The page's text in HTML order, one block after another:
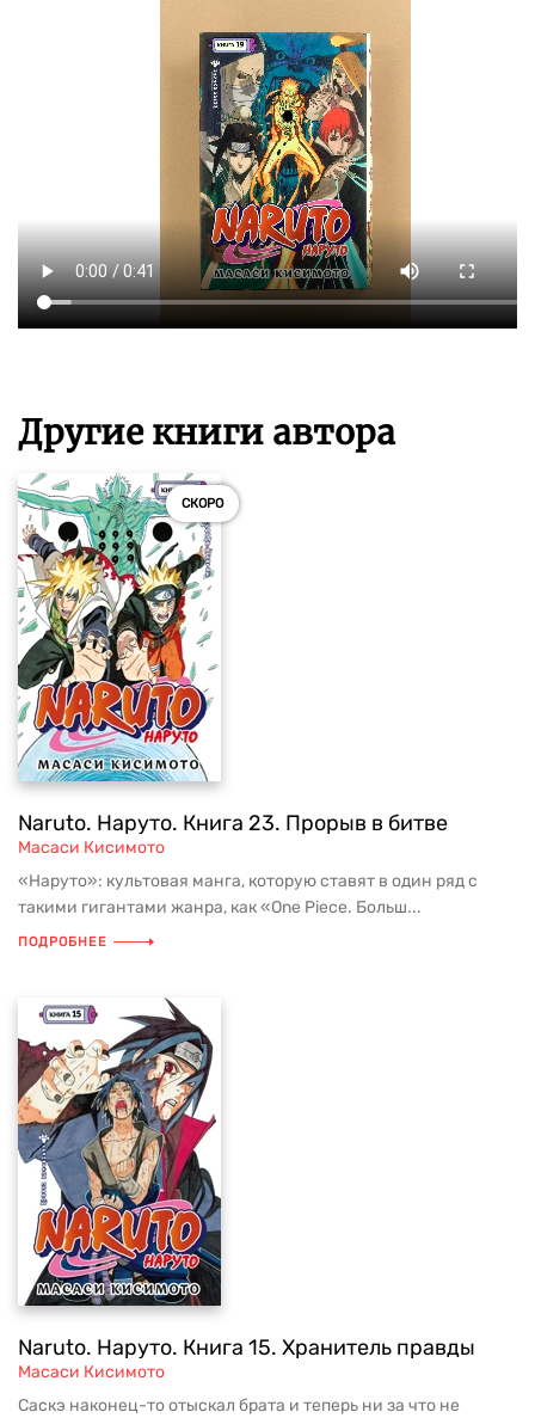
Другие книги автора
СКОРО
Naruto. Наруто. Книга 23. Прорыв в битве
Масаси Кисимото
«Наруто»: культовая манга, которую ставят в один ряд с
такими гигантами жанра, как «One Piece. Больш...
ПОДРОБНЕЕ
Naruto. Наруто. Книга 15. Хранитель правды
Масаси Кисимото
Саскэ наконец-то отыскал брата и теперь ни за что не